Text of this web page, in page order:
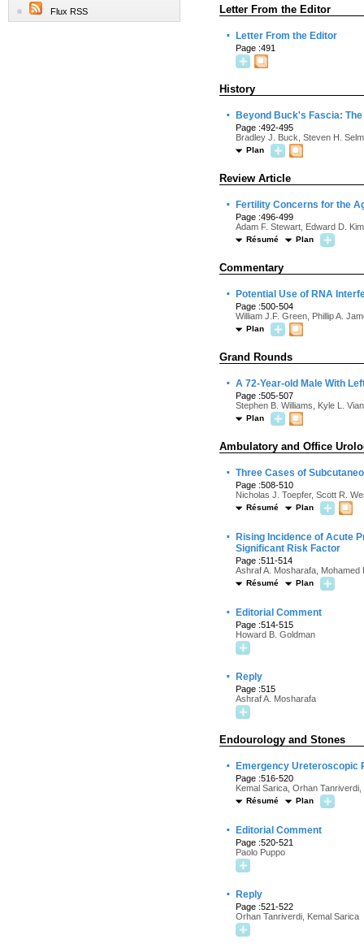
Flux RSS Letter From the Editor
· Letter From the Editor
Page :491
History
· Beyond Buck's Fascia:
Page :492-495
Bradley J. Buck, Steven H.
Plan
Review Article
· Fertility Concerns for the
Page :496-499
Adam F. Stewart, Edward D. Kim
Résumé Plan
Commentary
· Potential Use of RNA
Page :500-504
William J.F. Green, Phillip A.
Plan
Grand Rounds
· A 72-Year-old Male With
Page :505-507
Stephen B. Williams, Kyle L.
Plan
Ambulatory and Office
· Three Cases of
Page :508-510
Nicholas J. Toepfer, Scott R.
Résumé Plan
·
Rising Incidence of Acute
Significant Risk Factor
Page :511-514
Ashraf A. Mosharafa, Mohamed
Résumé Plan
· Editorial Comment
Page :514-515
Howard B. Goldman
· Reply
Page :515
Ashraf A. Mosharafa
Endourology and Stones
· Emergency Ureteroscopic
Page :516-520
Kemal Sarica, Orhan
Résumé Plan
· Editorial Comment
Page :520-521
Paolo Puppo
· Reply
Page :521-522
Orhan Tanriverdi, Kemal Sarica